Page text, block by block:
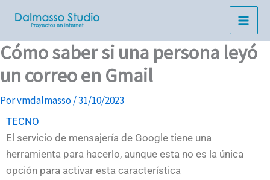
contenido
Cómo saber si una persona leyó
un correo en Gmail
Porvmdalmasso/31/10/2023
TECNO
El servicio de mensajería de Google tiene una
herramienta para hacerlo, aunque esta no es la única
opción para activar esta característica